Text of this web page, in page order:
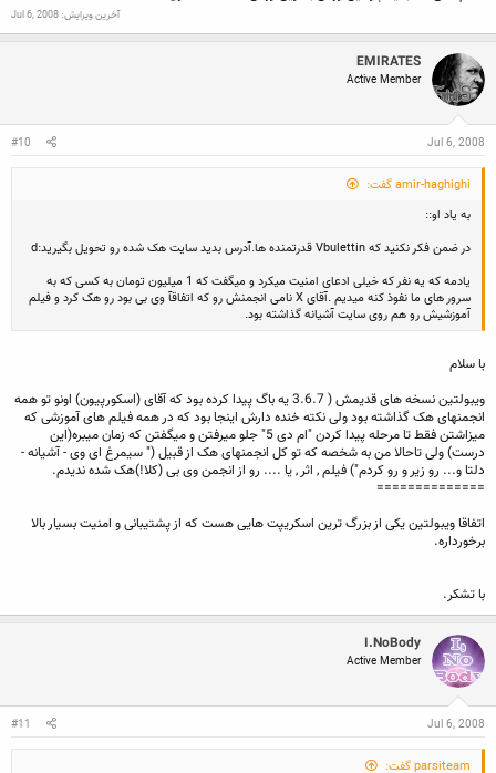
آخرین ویرایش: Jul 6, 2008
EMIRATES
Active Member
Jul 6, 2008
#10
amir-haghighi گفت:
به یاد او::
در ضمن فکر نکنید که Vbulettin قدرتمنده ها.آدرس بدید سایت هک شده رو تحویل بگیرید:d
یادمه که یه نفر که خیلی ادعای امنیت میکرد و میگفت که 1 میلیون تومان به کسی که به
سرور های ما نفوذ کنه میدیم .آقای X نامی انجمنش رو که اتفاقآ وی بی بود رو هک کرد و فیلم
آموزشیش رو هم روی سایت آشیانه گذاشته بود.
با سلام
ویبولتین نسخه های قدیمش ( 3.6.7 یه باگ پیدا کرده بود که آقای (اسکورپیون) اونو تو همه
انجمنهای هک گذاشته بود ولی نکته خنده دارش اینجا بود که در همه فیلم های آموزشی که
میزاشتن فقط تا مرحله پیدا کردن "ام دی 5" جلو میرفتن و میگفتن که زمان میبره(این
درست) ولی تاحالا من به شخصه که تو کل انجمنهای هک از قبیل (‌" سیمرغ ای وی - آشیانه -
دلتا و... رو زیر و رو کردم") فیلم , اثر , یا .... رو از انجمن وی بی (کلا!)هک شده ندیدم.
==============
اتفاقا ویبولتین یکی از بزرگ ترین اسکریپت هایی هست که از پشتیبانی و امنیت بسیار بالا
برخورداره.
با تشکر.
I.NoBody
Active Member
Jul 6, 2008
#11
parsiteam گفت: